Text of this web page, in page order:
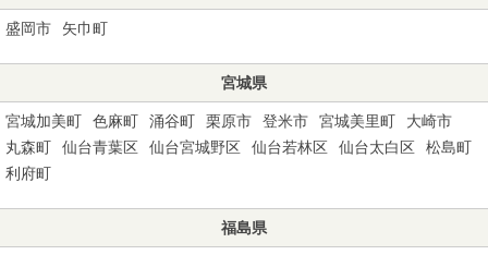
盛岡市 矢巾町
宮城県
宮城加美町 色麻町 涌谷町 栗原市 登米市 宮城美里町
大崎市
丸森町
仙台青葉区 仙台宮城野区 仙台若林区 仙台太白区
松島町
利府町
福島県